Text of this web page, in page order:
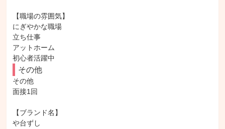
【職場の雰囲気】
にぎやかな職場
立ち仕事
アットホーム
初心者活躍中
その他
その他
面接1回
【ブランド名】
や台ずし